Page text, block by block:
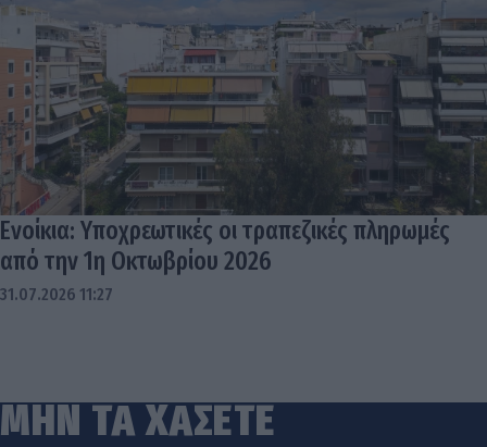
Ενοίκια: Υποχρεωτικές οι τραπεζικές πληρωμές
από την 1η Οκτωβρίου 2026
31.07.2026 11:27
ΜΗΝ ΤΑ ΧΑΣΕΤΕ